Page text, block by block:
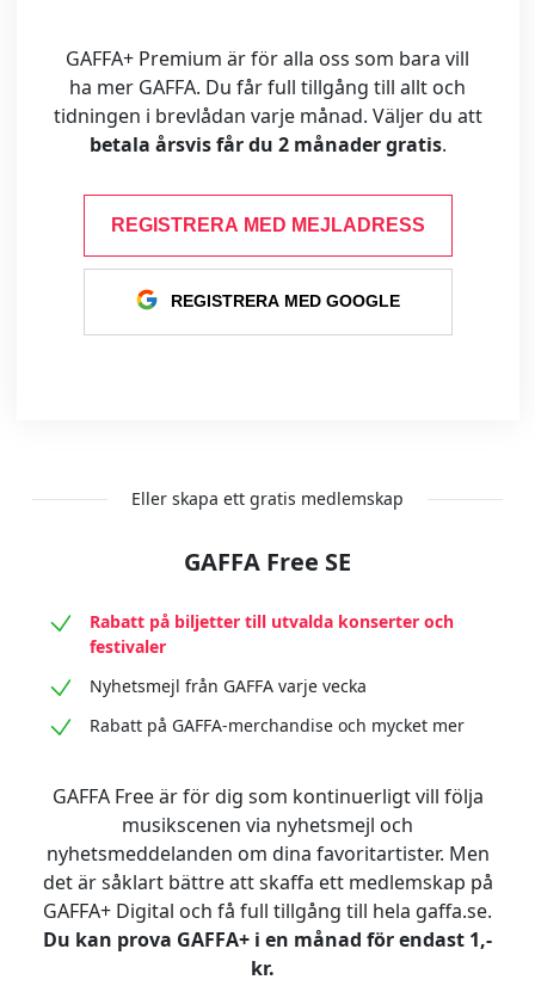
GAFFA+ Premium är för alla oss som bara vill
ha mer GAFFA. Du får full tillgång till allt och
tidningen i brevlådan varje månad. Väljer du att
betala årsvis får du 2 månader gratis.
REGISTRERA MED MEJLADRESS
REGISTRERA MED GOOGLE
Eller skapa ett gratis medlemskap
GAFFA Free SE
Rabatt på biljetter till utvalda konserter och
festivaler
Nyhetsmejl från GAFFA varje vecka
Rabatt på GAFFA-merchandise och mycket mer
GAFFA Free är för dig som kontinuerligt vill följa
musikscenen via nyhetsmejl och
nyhetsmeddelanden om dina favoritartister. Men
det är såklart bättre att skaffa ett medlemskap på
GAFFA+ Digital och få full tillgång till hela gaffa.se.
Du kan prova GAFFA+ i en månad för endast 1,-
kr.